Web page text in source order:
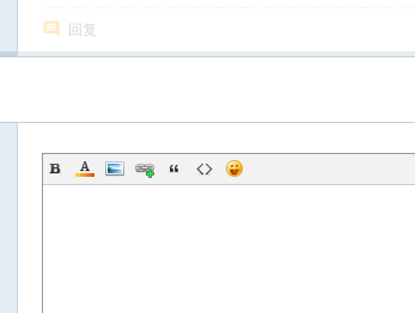
回复